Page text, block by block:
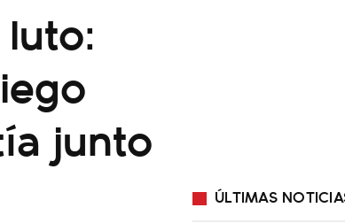
junto
ÚLTIMAS